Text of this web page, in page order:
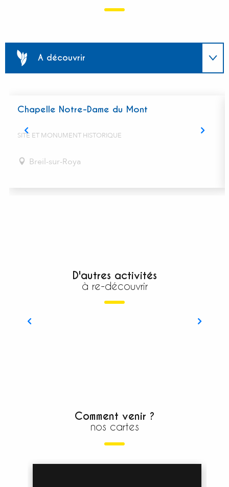
A découvrir
Chapelle Notre-Dame du Mont
SITE ET MONUMENT HISTORIQUE
Breil-sur-Roya
D'autres activités
à re-découvrir
Comment venir ?
nos cartes